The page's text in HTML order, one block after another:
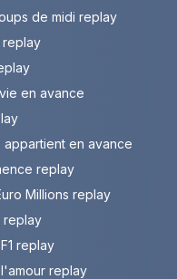
de midi replay
replay
en avance
appartient en avance
replay
Millions replay
replay
replay
replay